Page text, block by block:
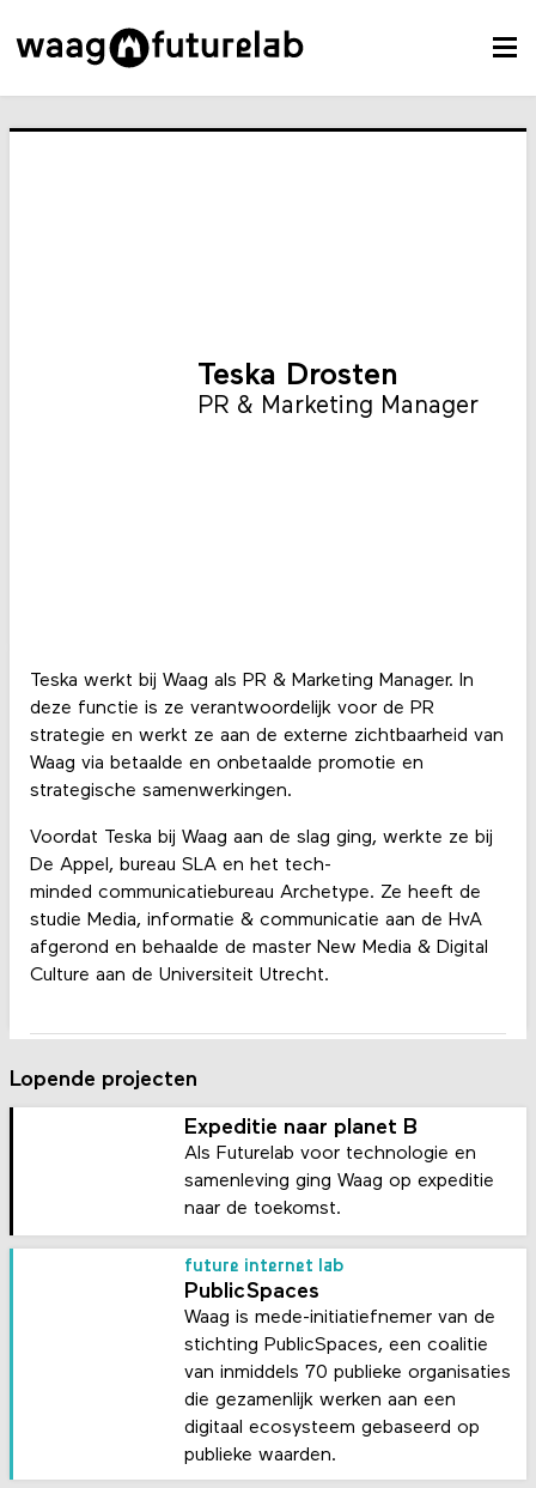
Teska Drosten
PR & Marketing Manager
Teska werkt bij Waag als PR & Marketing Manager. In
deze functie is ze verantwoordelijk voor de PR
strategie en werkt ze aan de externe zichtbaarheid van
Waag via betaalde en onbetaalde promotie en
strategische samenwerkingen.
Voordat Teska bij Waag aan de slag ging, werkte ze bij
De Appel, bureau SLA en het tech-
minded communicatiebureau Archetype. Ze heeft de
studie Media, informatie & communicatie aan de HvA
afgerond en behaalde de master New Media & Digital
Culture aan de Universiteit Utrecht.
Lopende projecten
Expeditie naar planet B
Als Futurelab voor technologie en
samenleving ging Waag op expeditie
naar de toekomst.
future internet lab
PublicSpaces
Waag is mede-initiatiefnemer van de
stichting PublicSpaces, een coalitie
van inmiddels 70 publieke organisaties
die gezamenlijk werken aan een
digitaal ecosysteem gebaseerd op
publieke waarden.